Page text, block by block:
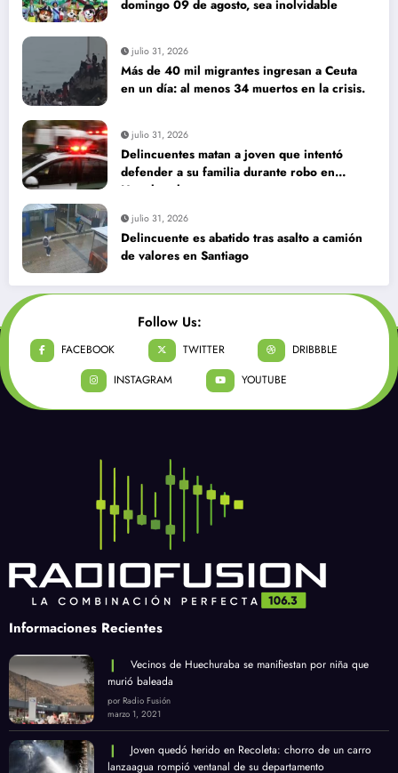
domingo 09 de agosto, sea inolvidable
julio 31, 2026
Más de 40 mil migrantes ingresan a Ceuta
en un día: al menos 34 muertos en la crisis.
julio 31, 2026
Delincuentes matan a joven que intentó
defender a su familia durante robo en
Huechuraba
julio 31, 2026
Delincuente es abatido tras asalto a camión
de valores en Santiago
Follow Us:
FACEBOOK TWITTER
DRIBBBLE
INSTAGRAM
YOUTUBE
Informaciones Recientes
Vecinos de Huechuraba se manifiestan por niña que
murió baleada
por Radio Fusión
marzo 1, 2021
Joven quedó herido en Recoleta: chorro de un carro
lanzaagua rompió ventanal de su departamento